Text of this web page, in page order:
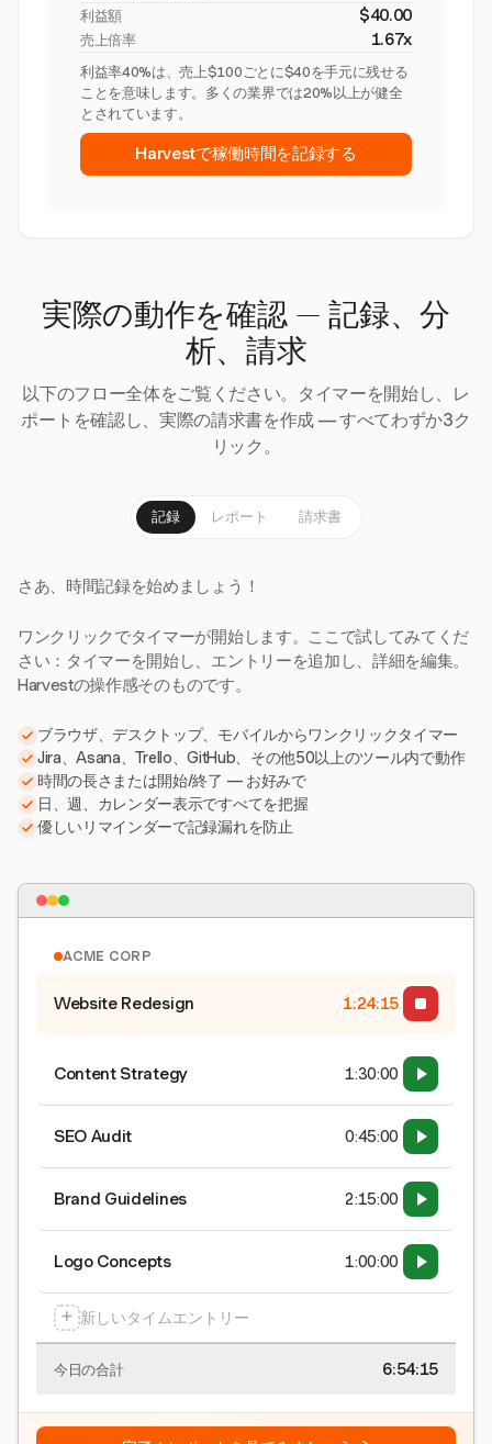
利益額 $40.00
売上倍率 1.67x
利益率40%は、売上$100ごとに$40を手元に残せる
ことを意味します。多くの業界では20%以上が健全
とされています。
Harvestで稼働時間を記録する
実際の動作を確認 — 記録、分
析、請求
以下のフロー全体をご覧ください。タイマーを開始し、レ
ポートを確認し、実際の請求書を作成 — すべてわずか3ク
リック。
記録 レポート 請求書
さあ、時間記録を始めましょう！
ワンクリックでタイマーが開始します。ここで試してみてくだ
さい：タイマーを開始し、エントリーを追加し、詳細を編集。
Harvestの操作感そのものです。
ブラウザ、デスクトップ、モバイルからワンクリックタイマー
Jira、Asana、Trello、GitHub、その他50以上のツール内で動作
時間の長さまたは開始/終了 — お好みで
日、週、カレンダー表示ですべてを把握
優しいリマインダーで記録漏れを防止
ACME CORP
Website Redesign 1:24:15
Content Strategy 1:30:00
SEO Audit 0:45:00
Brand Guidelines 2:15:00
Logo Concepts 1:00:00
+ 新しいタイムエントリー
今日の合計 6:54:15